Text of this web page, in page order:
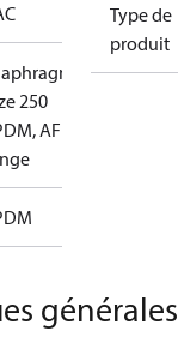
250
AF
Type de
produit
générales